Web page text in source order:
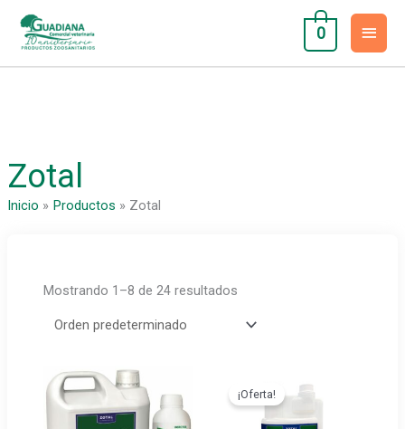
contenido
0
Zotal
Inicio Productos Zotal
Mostrando 1–8 de 24 resultados
¡Oferta!